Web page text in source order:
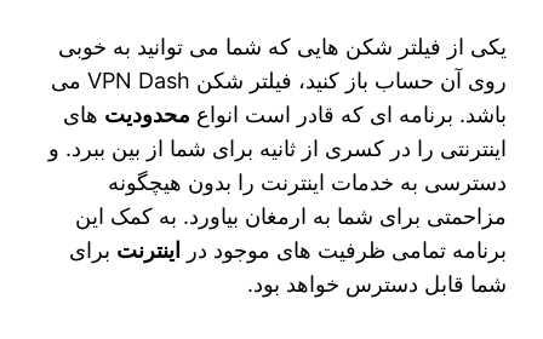
یکی از فیلتر‌ شکن‌ هایی که شما می‌ توانید به خوبی
روی آن حساب باز کنید، فیلتر شکن VPN Dash می
باشد. برنامه ای که قادر است انواع محدودیت های
اینترنتی را در کسری از ثانیه برای شما از بین ببرد. و
دسترسی به خدمات اینترنت را بدون هیچگونه
مزاحمتی برای شما به ارمغان بیاورد. به کمک این
برنامه تمامی ظرفیت های موجود در
اینترنت برای
شما قابل دسترس خواهد بود.